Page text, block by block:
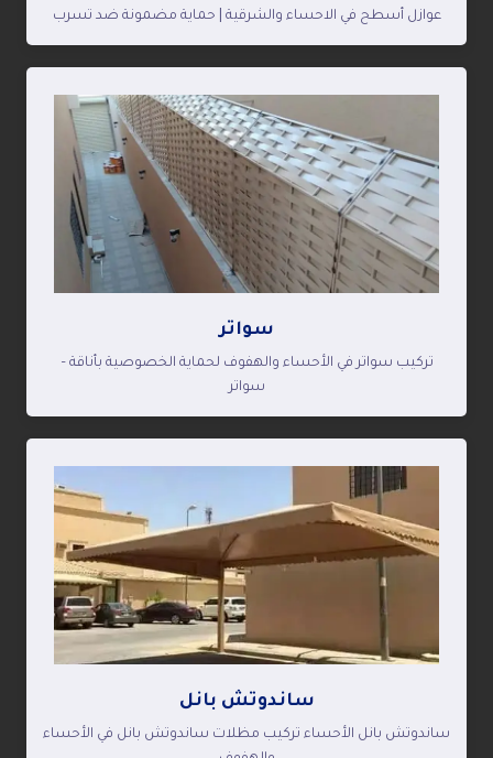
عوازل أسطح في الاحساء والشرقية | حماية مضمونة ضد تسرب
سواتر
تركيب سواتر في الأحساء والهفوف لحماية الخصوصية بأناقة –
سواتر
ساندوتش بانل
ساندوتش بانل الأحساء تركيب مظلات ساندوتش بانل في الأحساء